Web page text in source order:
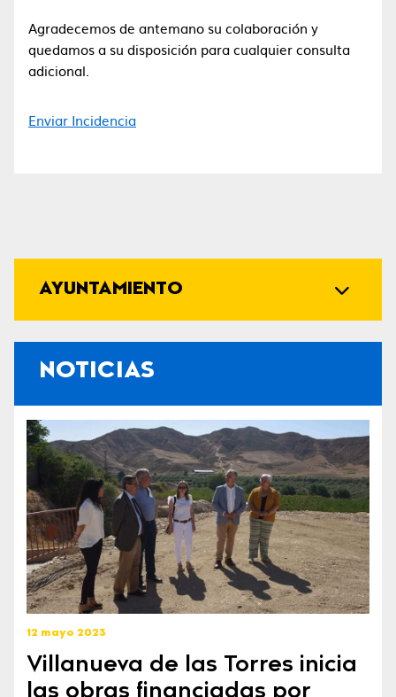
AYUNTAMIENTO
NOTICIAS
12 mayo 2023
Villanueva de las Torres inicia
las obras financiadas por
Agradecemos de antemano su colaboración y
quedamos a su disposición para cualquier consulta
adicional.
Enviar Incidencia